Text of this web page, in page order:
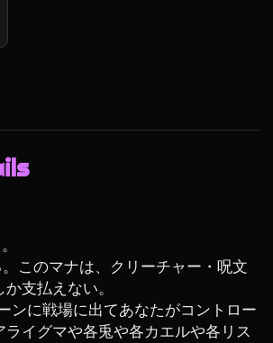
このマナは、クリーチャー・呪文
支払えない。
ンに戦場に出てあなたがコントロー
ライグマや各兎や各カエルや各リス